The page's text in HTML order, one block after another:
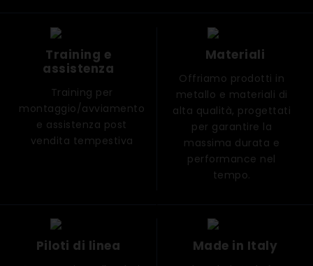
Training e
assistenza
Training per
montaggio/avviamento
e assistenza post
vendita tempestiva
Materiali
Offriamo prodotti in
metallo e materiali di
alta qualità, progettati
per garantire la
massima durata e
performance nel
tempo.
Piloti di linea Made in Italy